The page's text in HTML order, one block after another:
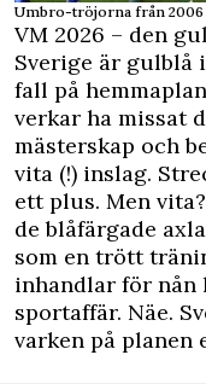
Umbro-tröjorna från 2006
VM 2026 – den
Sverige är gulblå
fall på
verkar ha missat
mästerskap och
vita (!) inslag.
ett plus. Men
de blåfärgade
som en trött
inhandlar för nån
sportaffär. Näe.
varken på planen